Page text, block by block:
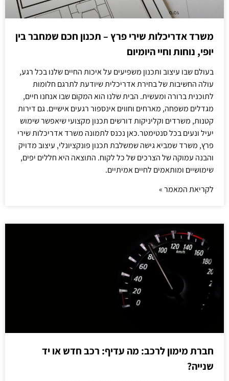
משרד אדריכלות שירי פרץ – תכנון חכם שמחבר בין
יופי, נוחות וחיי היומיום
בעולם שבו עיצוב ותכנון משפיעים על איכות החיים שלנו בכל רגע,
עולה החשיבות של בחירת אדריכלית שיודעת לתרגם חלומות
לתוכנית ברורה ומעשית. הבית שלנו הוא המקום שבו אנחנו חיים,
מגדלים משפחה, מארחים וחווים אינספור רגעים אישיים. גם דירות
קטנות, משרדים וקליניקות דורשים תכנון מקצועי שיאפשר שימוש
יעיל ונעים בכל סנטימטר.כאן נכנס לתמונה משרד אדריכלות שירי
פרץ, משרד שמביא גישה שמשלבת תכנון פונקציונלי, עיצוב מדויק
והבנה עמוקה של הצרכים של כל לקוח. התוצאה היא חללים יפים,
שימושיים ומותאמים לחיים אמיתיים.
לקריאת המאמר »
חברת מימון לרכב: מה עדיף: רכב חדש או יד
שנייה?